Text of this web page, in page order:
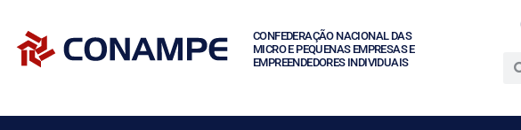
CONFEDERAÇÃO NACIONAL DAS
MICRO E PEQUENAS EMPRESAS E
EMPREENDEDORES INDIVIDUAIS